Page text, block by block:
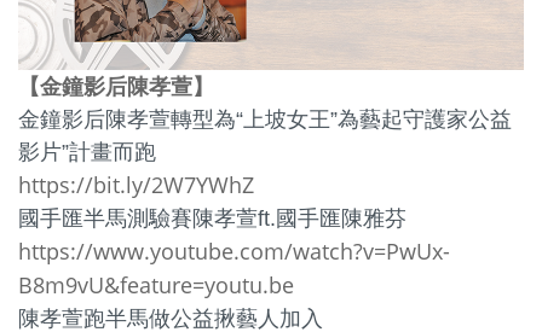
【金鐘影后陳孝萱】
金鐘影后陳孝萱轉型為“上坡女王”為藝起守護家公益
影片”計畫而跑
https://bit.ly/2W7YWhZ
國手匯半馬測驗賽陳孝萱ft.國手匯陳雅芬
https://www.youtube.com/watch?v=PwUx-
B8m9vU&feature=youtu.be
陳孝萱跑半馬做公益揪藝人加入